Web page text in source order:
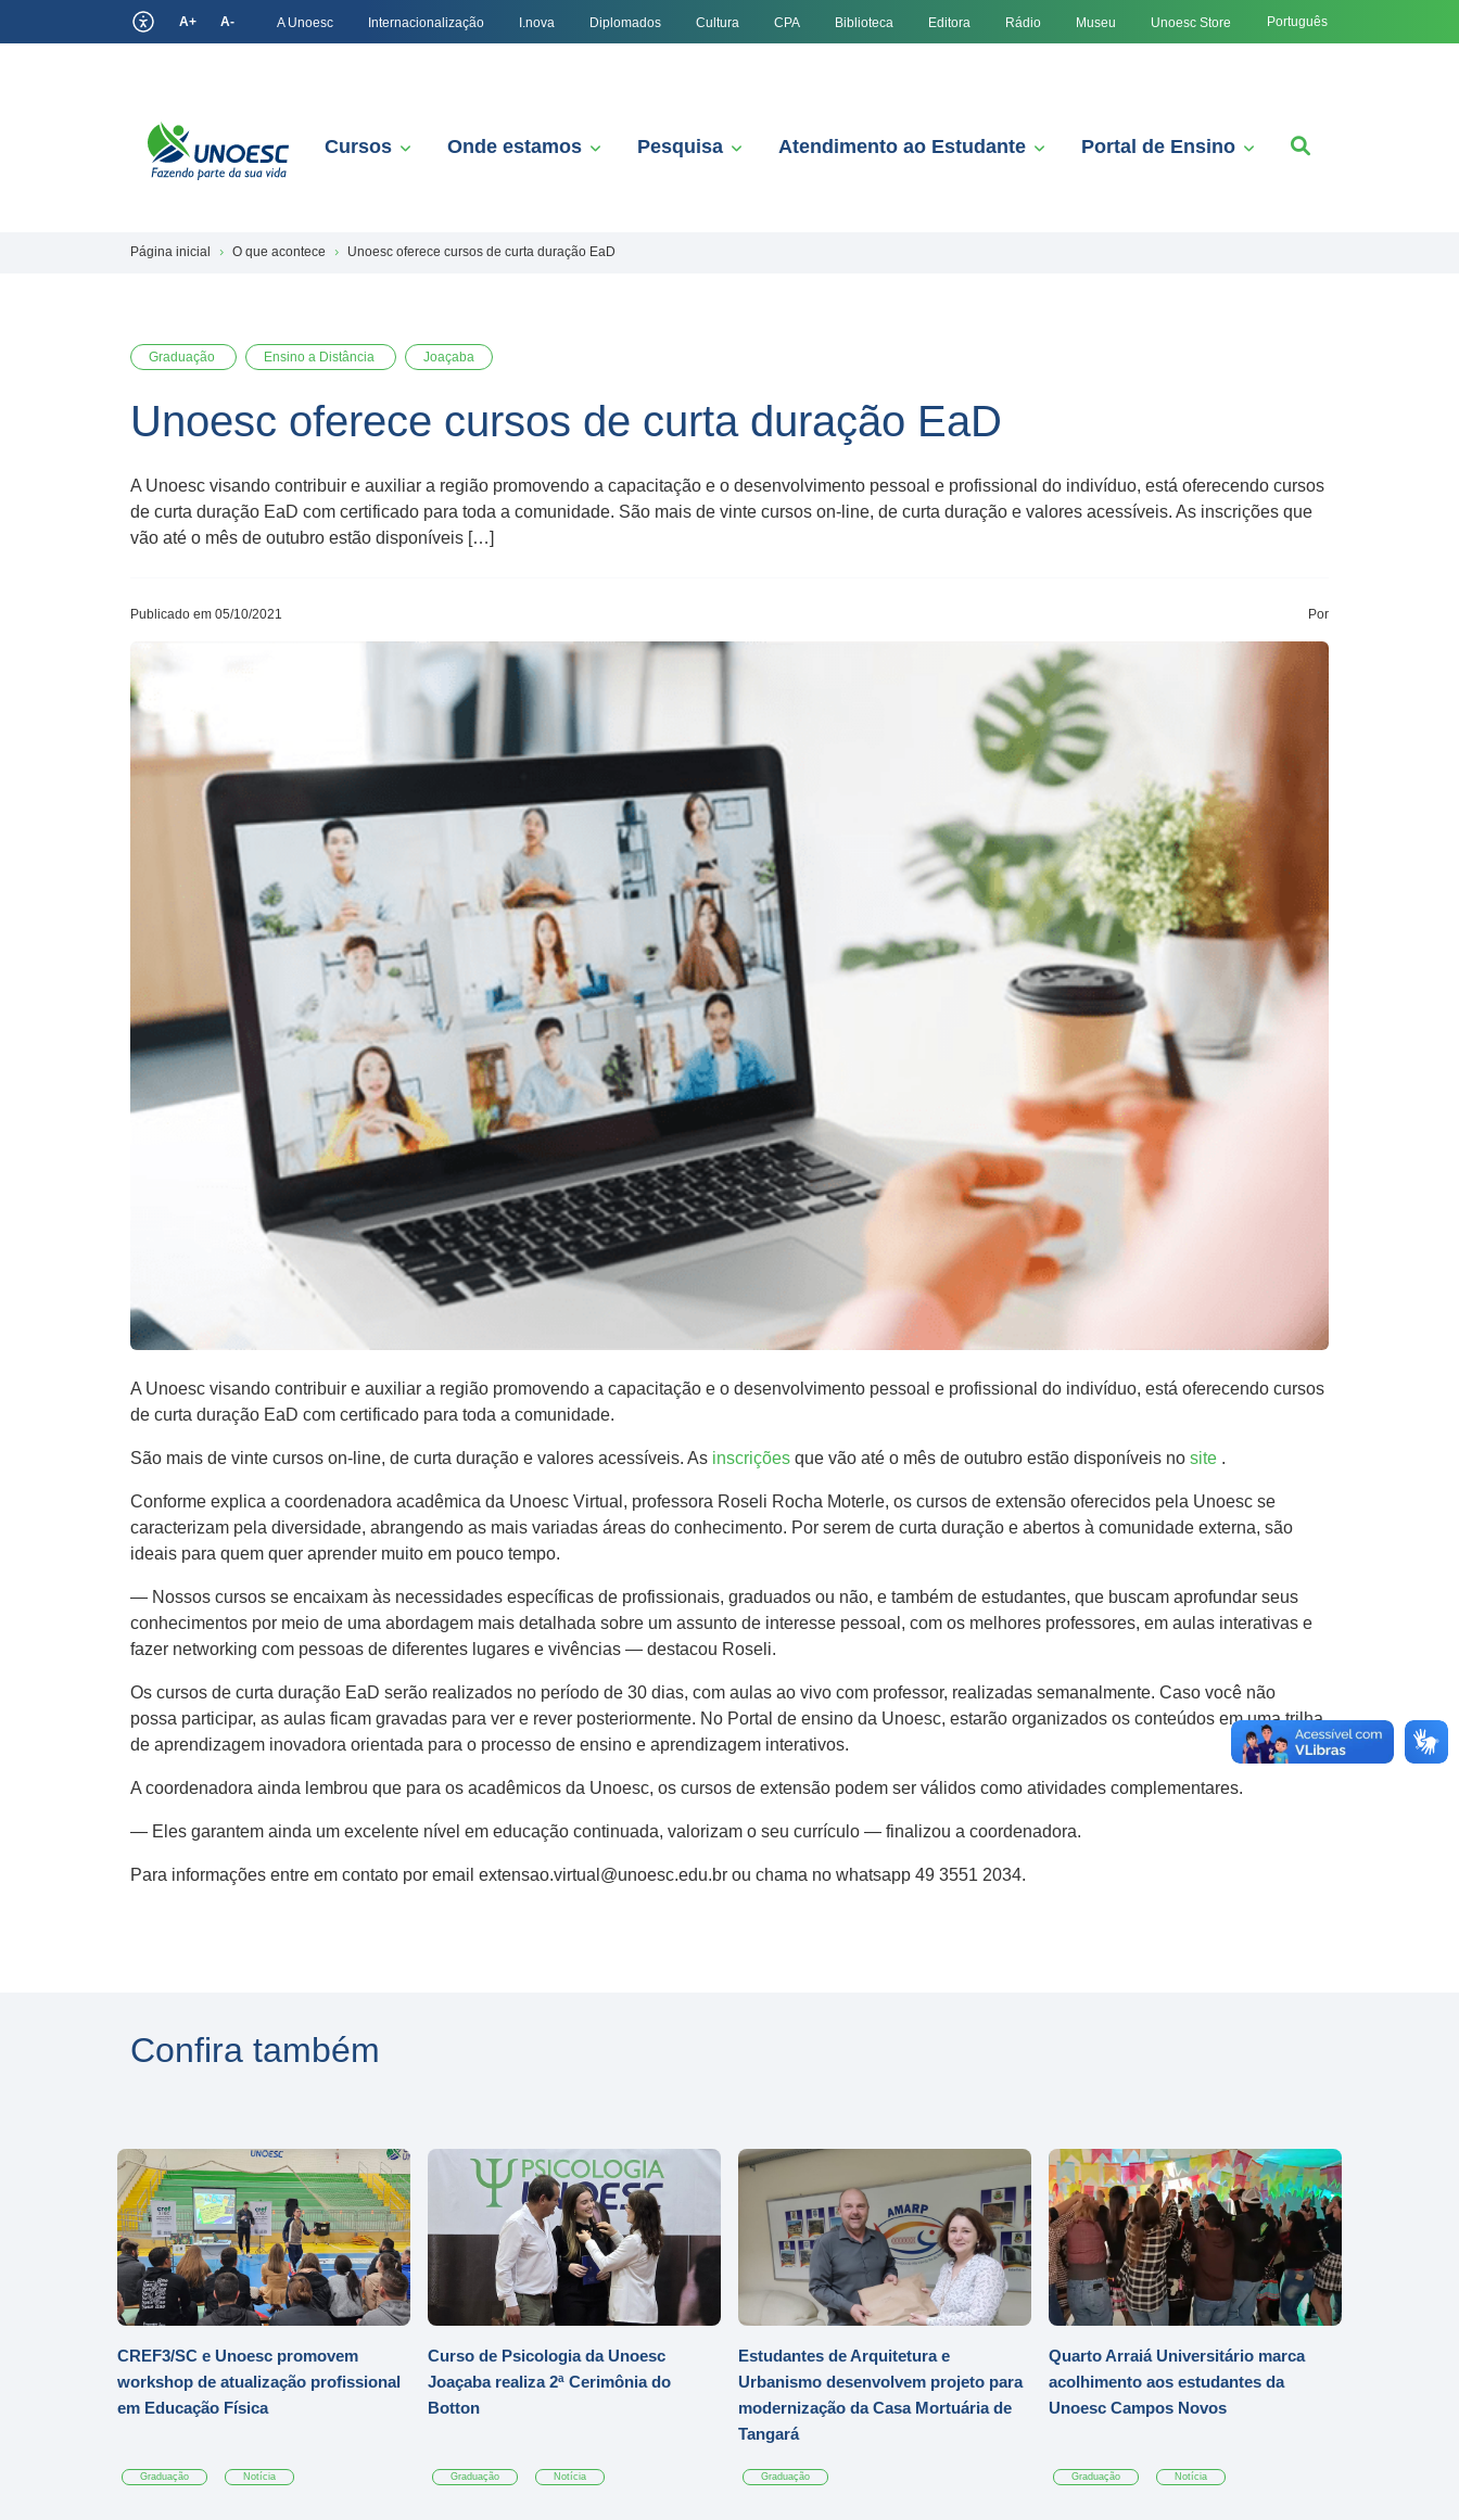
A+ A- A Unoesc Internacionalização I.nova Diplomados Cultura CPA Biblioteca Editora Rádio Museu Unoesc Store Português
Cursos Onde estamos Pesquisa Atendimento ao Estudante Portal de Ensino
Página inicial O que acontece Unoesc oferece cursos de curta duração EaD
Graduação Ensino a Distância Joaçaba
Unoesc oferece cursos de curta duração EaD
A Unoesc visando contribuir e auxiliar a região promovendo a capacitação e o desenvolvimento pessoal e profissional do indivíduo, está oferecendo cursos
de curta duração EaD com certificado para toda a comunidade. São mais de vinte cursos on-line, de curta duração e valores acessíveis. As inscrições que
vão até o mês de outubro estão disponíveis […]
Publicado em 05/10/2021 Por
A Unoesc visando contribuir e auxiliar a região promovendo a capacitação e o desenvolvimento pessoal e profissional do indivíduo, está oferecendo cursos
de curta duração EaD com certificado para toda a comunidade.
São mais de vinte cursos on-line, de curta duração e valores acessíveis. As inscrições que vão até o mês de outubro estão disponíveis no site .
Conforme explica a coordenadora acadêmica da Unoesc Virtual, professora Roseli Rocha Moterle, os cursos de extensão oferecidos pela Unoesc se
caracterizam pela diversidade, abrangendo as mais variadas áreas do conhecimento. Por serem de curta duração e abertos à comunidade externa, são
ideais para quem quer aprender muito em pouco tempo.
— Nossos cursos se encaixam às necessidades específicas de profissionais, graduados ou não, e também de estudantes, que buscam aprofundar seus
conhecimentos por meio de uma abordagem mais detalhada sobre um assunto de interesse pessoal, com os melhores professores, em aulas interativas e
fazer networking com pessoas de diferentes lugares e vivências — destacou Roseli.
Os cursos de curta duração EaD serão realizados no período de 30 dias, com aulas ao vivo com professor, realizadas semanalmente. Caso você não
possa participar, as aulas ficam gravadas para ver e rever posteriormente. No Portal de ensino da Unoesc, estarão organizados os conteúdos em uma trilha
de aprendizagem inovadora orientada para o processo de ensino e aprendizagem interativos.
A coordenadora ainda lembrou que para os acadêmicos da Unoesc, os cursos de extensão podem ser válidos como atividades complementares.
— Eles garantem ainda um excelente nível em educação continuada, valorizam o seu currículo — finalizou a coordenadora.
Para informações entre em contato por email extensao.virtual@unoesc.edu.br ou chama no whatsapp 49 3551 2034.
Confira também
CREF3/SC e Unoesc promovem
workshop de atualização profissional
em Educação Física
Graduação Notícia
Curso de Psicologia da Unoesc
Joaçaba realiza 2ª Cerimônia do
Botton
Graduação Notícia
Estudantes de Arquitetura e
Urbanismo desenvolvem projeto para
modernização da Casa Mortuária de
Tangará
Graduação
Quarto Arraiá Universitário marca
acolhimento aos estudantes da
Unoesc Campos Novos
Graduação Notícia